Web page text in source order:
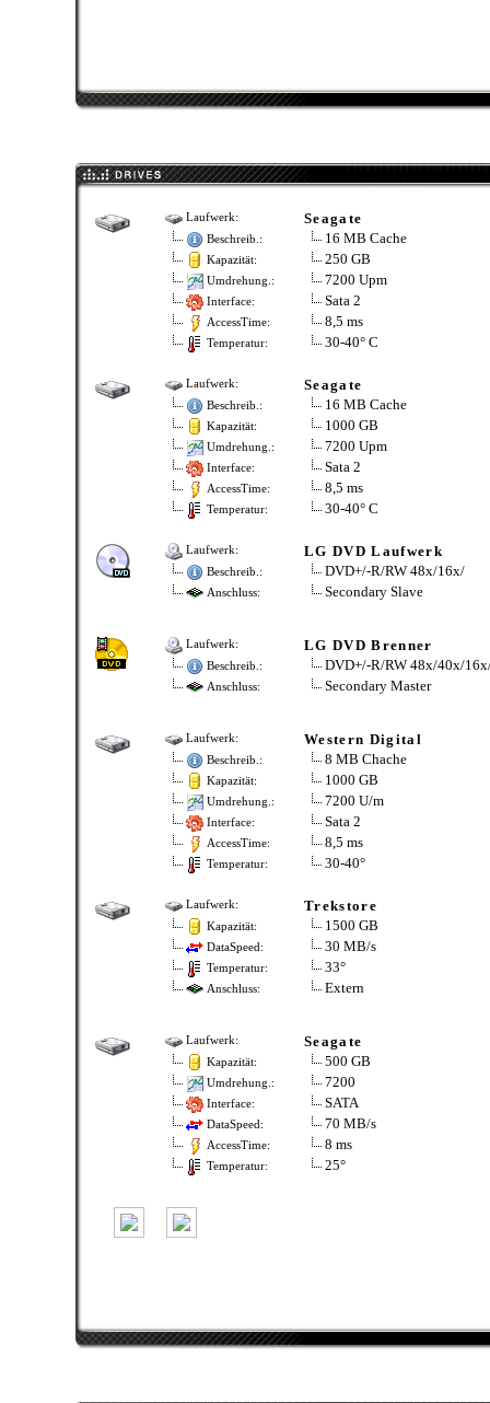
Laufwerk: Seagate
Beschreib.: 16 MB Cache
Kapazität: 250 GB
Umdrehung.: 7200 Upm
Interface: Sata 2
AccessTime: 8,5 ms
Temperatur: 30-40° C
Laufwerk: Seagate
Beschreib.: 16 MB Cache
Kapazität: 1000 GB
Umdrehung.: 7200 Upm
Interface: Sata 2
AccessTime: 8,5 ms
Temperatur: 30-40° C
Laufwerk: LG DVD Laufwerk
Beschreib.: DVD+/-R/RW 48x/16x/
Anschluss: Secondary Slave
Laufwerk: LG DVD Brenner
Beschreib.: DVD+/-R/RW 48x/40x/
Anschluss: Secondary Master
Laufwerk: Western Digital
Beschreib.: 8 MB Chache
Kapazität: 1000 GB
Umdrehung.: 7200 U/m
Interface: Sata 2
AccessTime: 8,5 ms
Temperatur: 30-40°
Laufwerk: Trekstore
Kapazität: 1500 GB
DataSpeed: 30 MB/s
Temperatur: 33°
Anschluss: Extern
Laufwerk: Seagate
Kapazität: 500 GB
Umdrehung.: 7200
Interface: SATA
DataSpeed: 70 MB/s
AccessTime: 8 ms
Temperatur: 25°